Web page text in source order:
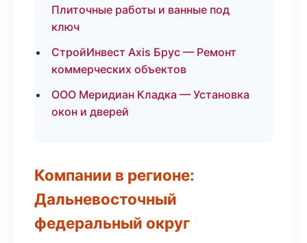
Плиточные работы и ванные под
ключ
СтройИнвест Axis Брус — Ремонт
коммерческих объектов
ООО Меридиан Кладка — Установка
окон и дверей
Компании в регионе:
Дальневосточный
федеральный округ